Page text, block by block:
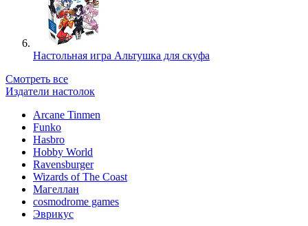
Настольная игра Альтушка для скуфа
Смотреть все
Издатели настолок
Arcane Tinmen
Funko
Hasbro
Hobby World
Ravensburger
Wizards of The Coast
Магеллан
сosmodrome games
Эврикус